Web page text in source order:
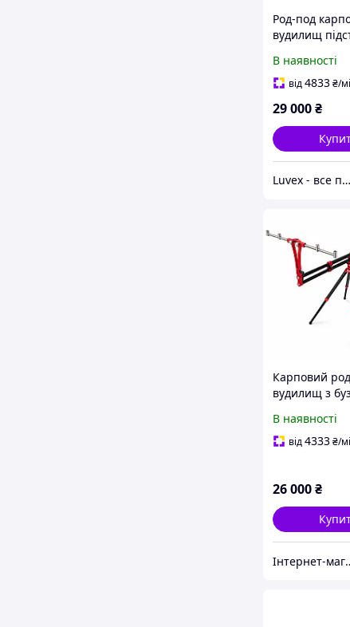
Род-под
вудилищ
риболовлі з
рогачами та
В наявності
від4833₴/
29 000₴
Luvex - все потрібне в одному місці
Карповий
вудилищ з
фідера,
стійка для
В наявності
від4333₴/
26 000₴